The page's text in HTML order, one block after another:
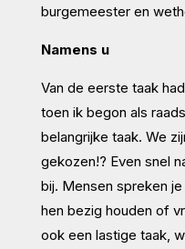
burgemeester en
Namens u
Van de eerste taak
toen ik begon als
belangrijke taak. We
gekozen!? Even snel
bij. Mensen spreken
hen bezig houden of
ook een lastige taak,